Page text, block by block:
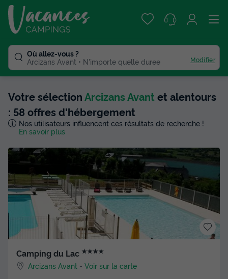
Où allez-vous ?
Arcizans Avant
N'importe quelle duree Modifier
Votre sélectionArcizans Avantet alentours
: 58 offres d'hébergement
Nos utilisateurs influencent ces résultats de recherche !
En savoir plus
Camping du Lac ★★★★
Arcizans Avant -Voir sur la carte